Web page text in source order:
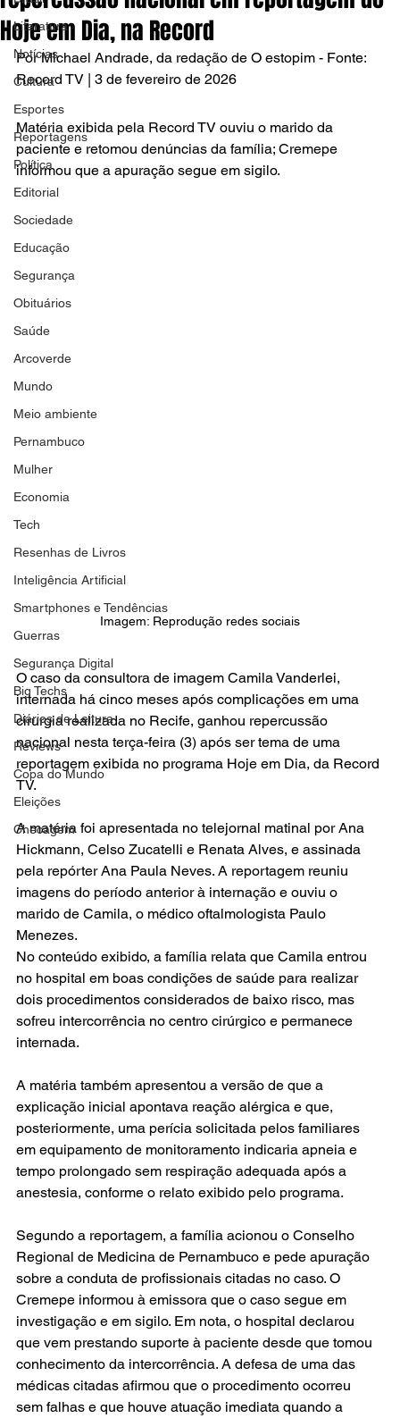
Literatura
Notícias
Cultura
Esportes
Reportagens
Política
Editorial
Sociedade
Educação
Segurança
Obituários
Saúde
Arcoverde
Mundo
Meio ambiente
Pernambuco
Mulher
Economia
Tech
Resenhas de Livros
Inteligência Artificial
Smartphones e Tendências
Guerras
Segurança Digital
Big Techs
Diários de Leitura
Reviews
Copa do Mundo
Eleições
Checagem
Hoje em Dia, na Record
Por Michael Andrade, da redação de O estopim - Fonte:
Record TV | 3 de fevereiro de 2026
Matéria exibida pela Record TV ouviu o marido da
paciente e retomou denúncias da família; Cremepe
informou que a apuração segue em sigilo.
Imagem: Reprodução redes sociais
O caso da consultora de imagem Camila Vanderlei,
internada há cinco meses após complicações em uma
cirurgia realizada no Recife, ganhou repercussão
nacional nesta terça-feira (3) após ser tema de uma
reportagem exibida no programa Hoje em Dia, da Record
TV.
A matéria foi apresentada no telejornal matinal por Ana
Hickmann, Celso Zucatelli e Renata Alves, e assinada
pela repórter Ana Paula Neves. A reportagem reuniu
imagens do período anterior à internação e ouviu o
marido de Camila, o médico oftalmologista Paulo
Menezes.
No conteúdo exibido, a família relata que Camila entrou
no hospital em boas condições de saúde para realizar
dois procedimentos considerados de baixo risco, mas
sofreu intercorrência no centro cirúrgico e permanece
internada.
A matéria também apresentou a versão de que a
explicação inicial apontava reação alérgica e que,
posteriormente, uma perícia solicitada pelos familiares
em equipamento de monitoramento indicaria apneia e
tempo prolongado sem respiração adequada após a
anestesia, conforme o relato exibido pelo programa.
Segundo a reportagem, a família acionou o Conselho
Regional de Medicina de Pernambuco e pede apuração
sobre a conduta de profissionais citadas no caso. O
Cremepe informou à emissora que o caso segue em
investigação e em sigilo. Em nota, o hospital declarou
que vem prestando suporte à paciente desde que tomou
conhecimento da intercorrência. A defesa de uma das
médicas citadas afirmou que o procedimento ocorreu
sem falhas e que houve atuação imediata quando a